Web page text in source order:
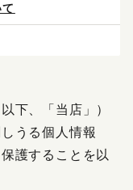
い。
下、「当店」）
うる個人情報
護することを以